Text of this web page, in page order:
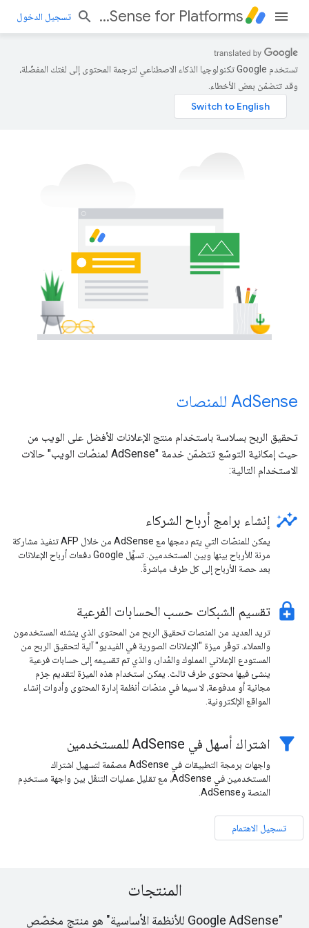
AdSense for Platforms تسجيل الدخول
تستخدم Google تكنولوجيا الذكاء الاصطناعي لترجمة المحتوى إلى لغتك المفضّلة،
وقد تتضمّن بعض الأخطاء.
‫AdSense للمنصات
تحقيق الربح بسلاسة باستخدام منتج الإعلانات الأفضل على الويب من
حيث إمكانية التوسّع تتضمّن خدمة "AdSense لمنصّات الويب" حالات
الاستخدام التالية:
insights إنشاء برامج أرباح الشركاء
يمكن للمنصّات التي يتم دمجها مع AdSense من خلال AFP تنفيذ مشاركة
مرنة للأرباح بينها وبين المستخدمين. تسهِّل Google دفعات أرباح الإعلانات
بعد حصة الأرباح إلى كل طرف مباشرةً.
enhanced_encryption تقسيم الشبكات حسب الحسابات الفرعية
تريد العديد من المنصات تحقيق الربح من المحتوى الذي ينشئه المستخدمون
والعملاء. توفّر ميزة "الإعلانات الصورية في الفيديو" آلية لتحقيق الربح من
المستودع الإعلاني المملوك والمُدار، والذي تم تقسيمه إلى حسابات فرعية
ينشئ فيها محتوى طرف ثالث. يمكن استخدام هذه الميزة لتقديم حِزم
مجانية أو مدفوعة، لا سيما في منصّات أنظمة إدارة المحتوى وأدوات إنشاء
المواقع الإلكترونية.
filter_alt اشتراك أسهل في AdSense للمستخدمين
واجهات برمجة التطبيقات في AdSense مصمّمة لتسهيل اشتراك
المستخدمين في AdSense، مع تقليل عمليات التنقّل بين واجهة مستخدِم
المنصة وAdSense.
تسجيل الاهتمام
المنتجات
"Google AdSense للأنظمة الأساسية" هو منتج مخصّص